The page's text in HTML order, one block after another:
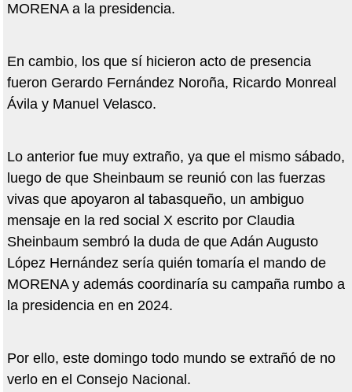
MORENA a la presidencia.
En cambio, los que sí hicieron acto de presencia
fueron Gerardo Fernández Noroña, Ricardo Monreal
Ávila y Manuel Velasco.
Lo anterior fue muy extraño, ya que el mismo sábado,
luego de que Sheinbaum se reunió con las fuerzas
vivas que apoyaron al tabasqueño, un ambiguo
mensaje en la red social X escrito por Claudia
Sheinbaum sembró la duda de que Adán Augusto
López Hernández sería quién tomaría el mando de
MORENA y además coordinaría su campaña rumbo a
la presidencia en en 2024.
Por ello, este domingo todo mundo se extrañó de no
verlo en el Consejo Nacional.